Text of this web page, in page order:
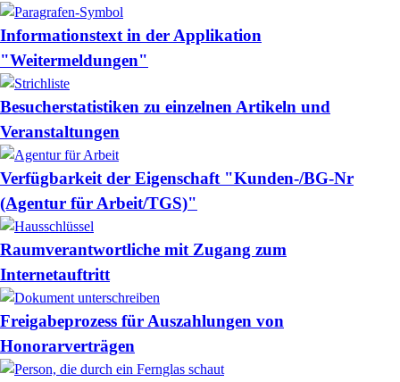
Informationstext in der Applikation
"Weitermeldungen"
Besucherstatistiken zu einzelnen Artikeln und
Veranstaltungen
Verfügbarkeit der Eigenschaft "Kunden-/BG-Nr
(Agentur für Arbeit/TGS)"
Raumverantwortliche mit Zugang zum
Internetauftritt
Freigabeprozess für Auszahlungen von
Honorarverträgen